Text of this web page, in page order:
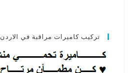
تركيب كاميرات مراقبة في الاردن